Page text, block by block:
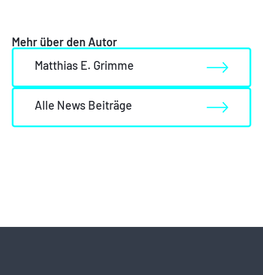
Mehr über den Autor
Matthias E. Grimme
Alle News Beiträge